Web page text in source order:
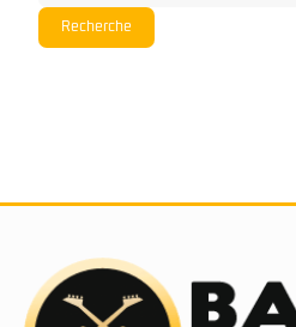
pour :
Recherche